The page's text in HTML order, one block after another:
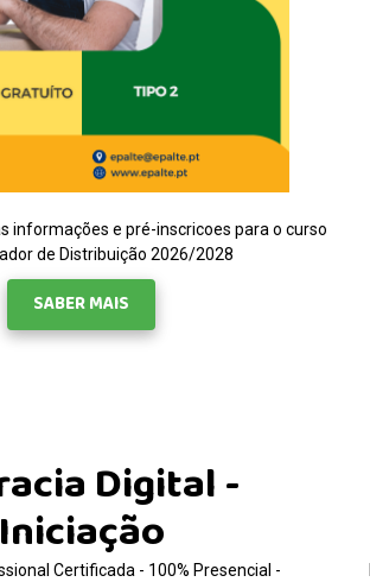
informações e pré-inscricoes para o curso
de Distribuição 2026/2028
SABER MAIS
Digital -
Iniciação
Certificada - 100% Presencial -